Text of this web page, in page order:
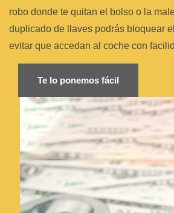
robo donde te quitan el bolso o la
duplicado de llaves podrás bloquear
evitar que accedan al coche con
Te lo ponemos fácil